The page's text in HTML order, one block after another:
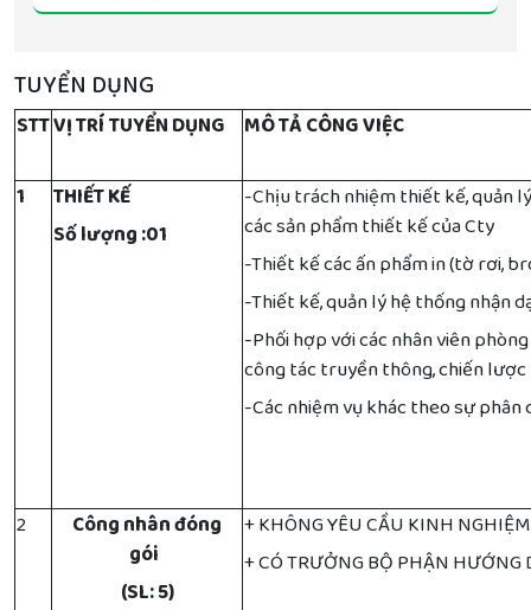
TUYỂN DỤNG
STTVỊ TRÍ TUYỂN DỤNG MÔ TẢ CÔNG VIỆC
1
THIẾT KẾ
Số lượng :01
-Chịu trách nhiệm thiết kế, quản
các sản phẩm thiết kế của Cty
-Thiết kế các ấn phẩm in (tờ rơi,
-Thiết kế, quản lý hệ thống nhận
-Phối hợp với các nhân viên
công tác truyền thông, chiến
-Các nhiệm vụ khác theo sự phân
2
Công nhân đóng
gói
(SL: 5)
+ KHÔNG YÊU CẦU KINH
+ CÓ TRƯỞNG BỘ PHẬN HƯỚNG